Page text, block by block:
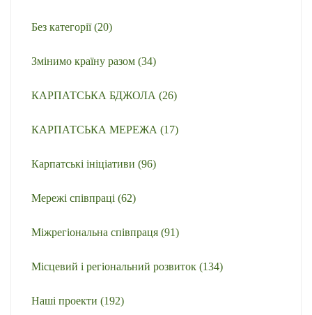
Без категорії(20)
Змінимо країну разом (34)
КАРПАТСЬКА БДЖОЛА (26)
КАРПАТСЬКА МЕРЕЖА (17)
Карпатські ініціативи (96)
Мережі співпраці (62)
Міжрегіональна співпраця (91)
Місцевий і регіональний розвиток (134)
Наші проекти (192)